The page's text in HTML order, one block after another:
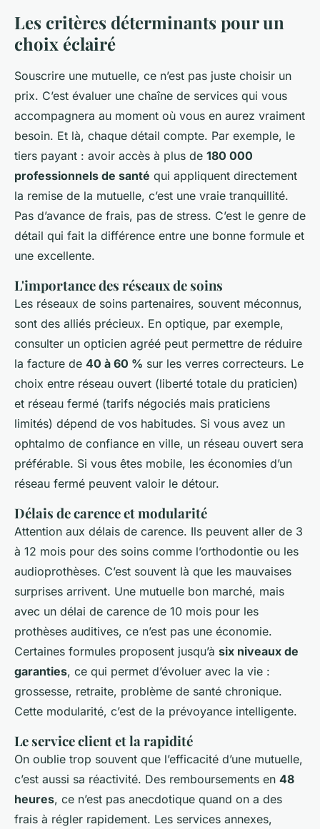
Les critères déterminants pour un
choix éclairé
Souscrire une mutuelle, ce n’est pas juste choisir un
prix. C’est évaluer une chaîne de services qui vous
accompagnera au moment où vous en aurez vraiment
besoin. Et là, chaque détail compte. Par exemple, le
tiers payant : avoir accès à plus de 180 000
professionnels de santé qui appliquent directement
la remise de la mutuelle, c’est une vraie tranquillité.
Pas d’avance de frais, pas de stress. C’est le genre de
détail qui fait la différence entre une bonne formule et
une excellente.
L'importance des réseaux de soins
Les réseaux de soins partenaires, souvent méconnus,
sont des alliés précieux. En optique, par exemple,
consulter un opticien agréé peut permettre de réduire
la facture de 40 à 60 % sur les verres correcteurs. Le
choix entre réseau ouvert (liberté totale du praticien)
et réseau fermé (tarifs négociés mais praticiens
limités) dépend de vos habitudes. Si vous avez un
ophtalmo de confiance en ville, un réseau ouvert sera
préférable. Si vous êtes mobile, les économies d’un
réseau fermé peuvent valoir le détour.
Délais de carence et modularité
Attention aux délais de carence. Ils peuvent aller de 3
à 12 mois pour des soins comme l’orthodontie ou les
audioprothèses. C’est souvent là que les mauvaises
surprises arrivent. Une mutuelle bon marché, mais
avec un délai de carence de 10 mois pour les
prothèses auditives, ce n’est pas une économie.
Certaines formules proposent jusqu’à six niveaux de
garanties, ce qui permet d’évoluer avec la vie :
grossesse, retraite, problème de santé chronique.
Cette modularité, c’est de la prévoyance intelligente.
Le service client et la rapidité
On oublie trop souvent que l’efficacité d’une mutuelle,
c’est aussi sa réactivité. Des remboursements en 48
heures, ce n’est pas anecdotique quand on a des
frais à régler rapidement. Les services annexes,